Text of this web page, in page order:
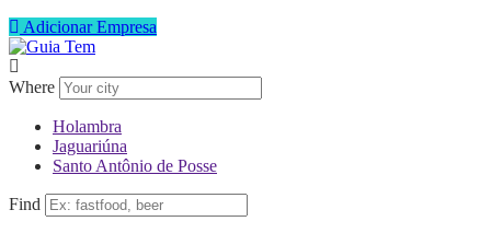
Adicionar Empresa
Where
Holambra
Jaguariúna
Santo Antônio de Posse
Find